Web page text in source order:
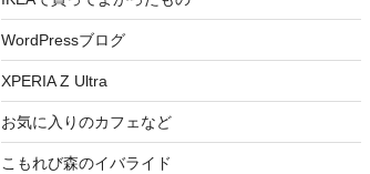
WordPressブログ
XPERIA Z Ultra
お気に入りのカフェなど
こもれび森のイバライド